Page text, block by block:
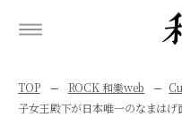
TOP ROCK 和樂web
子女王殿下が日本唯一のなまはげ